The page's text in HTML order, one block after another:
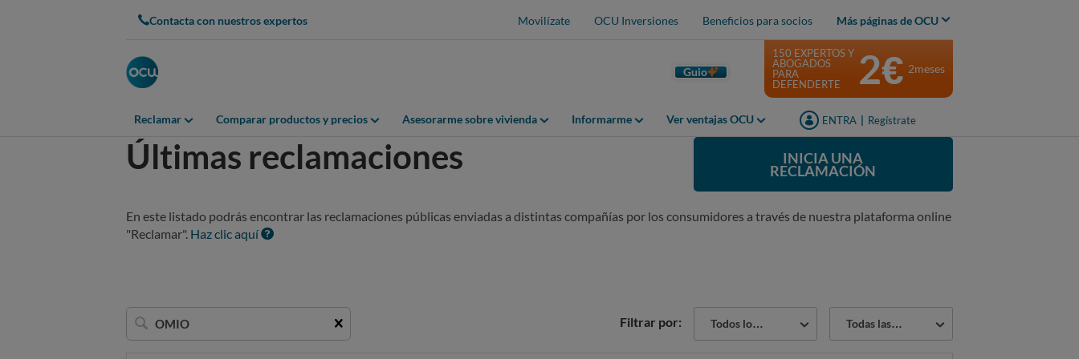
Contacta con nuestros expertos Movilízate OCU Inversiones Beneficios para socios Más páginas de OCU
Guio
Reclamar Comparar productos y precios Asesorarme sobre vivienda Informarme Ver ventajas OCU ENTRA Regístrate
150 EXPERTOS Y
ABOGADOS
PARA
DEFENDERTE
2€ 2meses
Últimas reclamaciones INICIA UNA
RECLAMACIÓN
En este listado podrás encontrar las reclamaciones públicas enviadas a distintas compañías por los consumidores a través de nuestra plataforma online
"Reclamar". Haz clic aquí
Buscar
una
Filtrar por: Todos los sectores Todas las reclamaciones